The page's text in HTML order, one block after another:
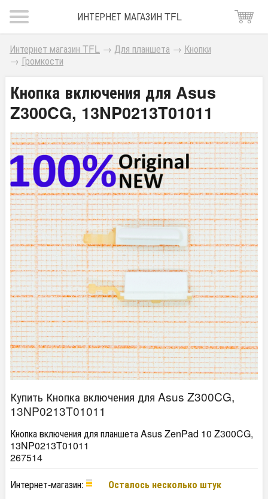
ИНТЕРНЕТ МАГАЗИН TFL
Интернет магазин TFL → Для планшета → Кнопки
→ Громкости
Кнопка включения для Asus
Z300CG, 13NP0213T01011
Купить Кнопка включения для Asus Z300CG,
13NP0213T01011
Кнопка включения для планшета Asus ZenPad 10 Z300CG,
13NP0213T01011
267514
Интернет-магазин:
Осталось несколько штук